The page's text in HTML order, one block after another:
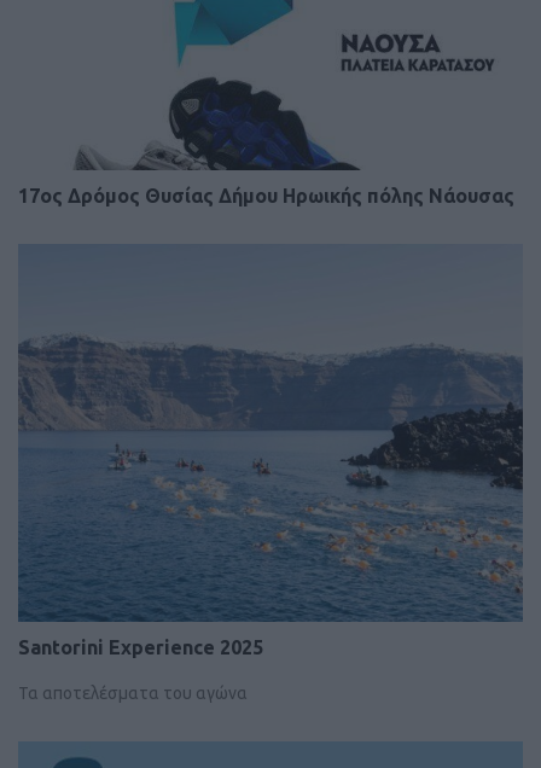
17ος Δρόμος Θυσίας Δήμου Ηρωικής πόλης Νάουσας
Santorini Experience 2025
Τα αποτελέσματα του αγώνα